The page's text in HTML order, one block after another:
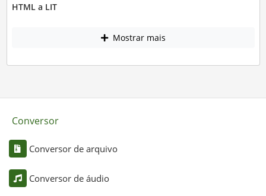
HTML a LIT
Mostrar mais
Conversor
Conversor de arquivo
Conversor de áudio